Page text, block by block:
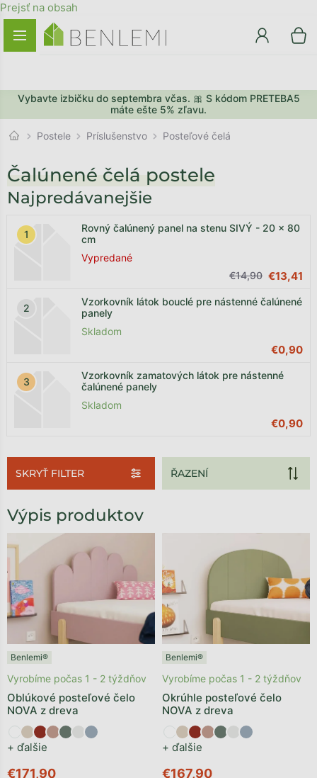
Prejsť na obsah
Vybavte izbičku do septembra včas. 🎀 S kódom PRETEBA5
máte ešte 5% zľavu.
Postele Príslušenstvo Posteľové čelá
Čalúnené čelá postele
Najpredávanejšie
Rovný čalúnený panel na stenu SIVÝ - 20 x 80
cm
Vypredané
€14,90 €13,41
Vzorkovník látok bouclé pre nástenné čalúnené
panely
Skladom
€0,90
Vzorkovník zamatových látok pre nástenné
čalúnené panely
Skladom
€0,90
SKRYŤ FILTER
Výpis produktov
Benlemi®
Oblúkové posteľové čelo
NOVA z dreva
+ ďalšie
Vyrobíme počas 1 - 2 týždňov
€171,90
Benlemi®
Okrúhle posteľové čelo
NOVA z dreva
+ ďalšie
Vyrobíme počas 1 - 2 týždňov
€167,90